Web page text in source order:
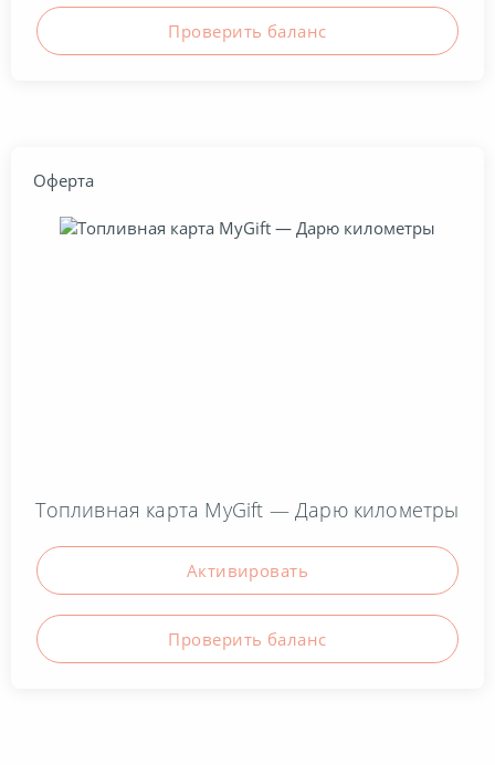
Проверить баланc
Оферта
Топливная карта MyGift — Дарю километры
Активировать
Проверить баланc